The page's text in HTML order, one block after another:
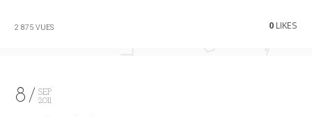
2 875 VUES 0LIKES
8
SEP
2011